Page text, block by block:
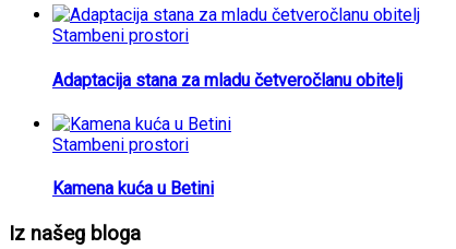
Stambeni prostori
Adaptacija stana za mladu četveročlanu obitelj
Stambeni prostori
Kamena kuća u Betini
Iz našeg bloga